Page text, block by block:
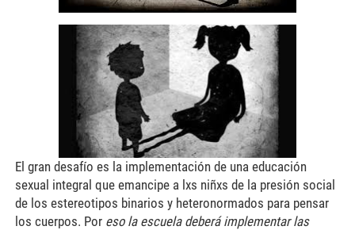
ramos6.jpg
El gran desafío es la implementación de una educación
sexual integral que emancipe a lxs niñxs de la presión social
de los estereotipos binarios y heteronormados para pensar
los cuerpos. Poreso la escuela deberá implementar las